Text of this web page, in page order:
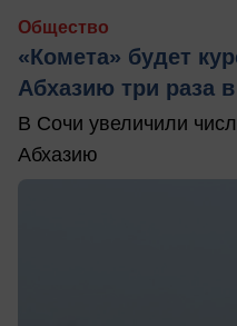
Общество
«Комета» будет
Абхазию три раза
В Сочи увеличили
Абхазию